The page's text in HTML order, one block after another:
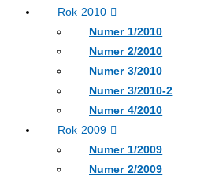
Rok 2010
Numer 1/2010
Numer 2/2010
Numer 3/2010
Numer 3/2010-2
Numer 4/2010
Rok 2009
Numer 1/2009
Numer 2/2009